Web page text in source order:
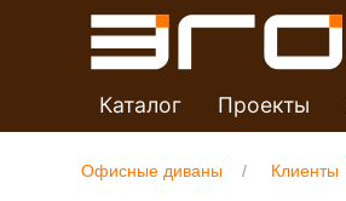
Каталог Проекты
Офисные диваны Клиенты